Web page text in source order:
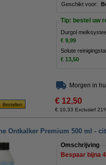
Geschikt voor:
Tip: bestel uw
Durgol
€ 9,99
Solute
€ 13,50
Morgen in
€ 12,50
€ 10,33 Exclusief
Ontkalker Premium 500 ml -
Omschrijving
Bespaar bijna